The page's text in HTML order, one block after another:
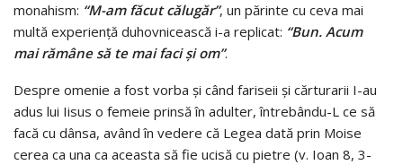
monahism: “M-am făcut călugăr”, un părinte cu ceva mai
multă experienţă duhovnicească i-a replicat: “Bun. Acum
mai rămâne să te mai faci şi om”.
Despre omenie a fost vorba şi când fariseii şi cărturarii I-au
adus lui Iisus o femeie prinsă în adulter, întrebându-L ce să
facă cu dânsa, având în vedere că Legea dată prin Moise
cerea ca una ca aceasta să fie ucisă cu pietre (v. Ioan 8, 3-